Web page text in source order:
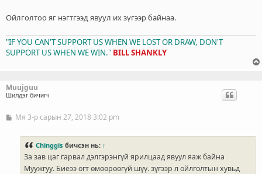
Ойлголтоо яг нэгтгээд явуул их зүгээр байнаа.
"IF YOU CAN'T SUPPORT US WHEN WE LOST OR DRAW, DON'T
SUPPORT US WHEN WE WIN." BILL SHANKLY
Muujguu
Шилдэг бичигч
БМя 3-р сарын 27, 2018 3:02 pm
Chinggis бичсэн нь: ↑
За зав цаг гарвал дэлгэрэнгүй ярилцаад явуул яаж байна
Муужгуу. Биеээ огт өмөөрөөгүй шүү. зүгээр л ойлголтын хувьд